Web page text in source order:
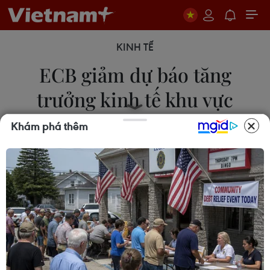
KINH TẾ
ECB giảm dự báo tăng
trưởng kinh tế khu vực
Eurozone năm 2024
08/03/2024 09:22
Ngày 7/3, ECB dự báo tăng trưởng GDP năm
2024 của khu vực đồng tiền chung châu Âu
(Eurozone) ở mức 0,6%, thấp hơn mức 0,8% mà
ECB đưa ra hồi tháng 12/2023.
Khám phá thêm